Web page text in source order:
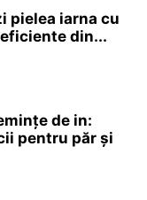
pielea iarna cu
din...
de in:
pentru păr și